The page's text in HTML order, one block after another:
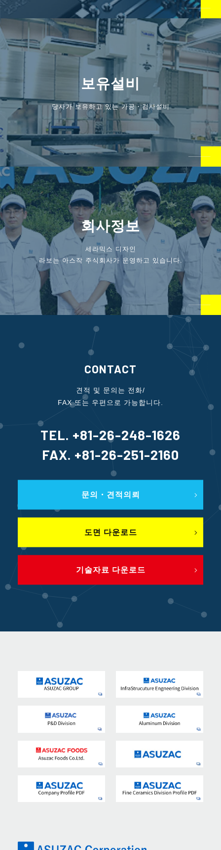
보유설비
당사가 보유하고 있는 가공・검사설비
회사정보
세라믹스 디자인
라보는 아스작 주식회사가 운영하고 있습니다.
CONTACT
견적 및 문의는 전화/
FAX 또는 우편으로 가능합니다.
TEL. +81-26-248-1626
FAX. +81-26-251-2160
문의・견적의뢰
도면 다운로드
기술자료 다운로드